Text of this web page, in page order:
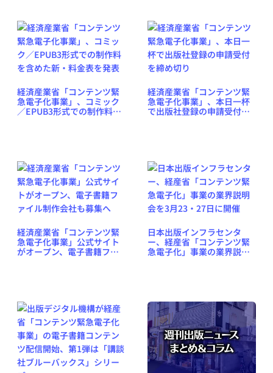
経済産業省「コンテンツ緊
急電子化事業」、コミック
／EPUB3形式での制作料を
経済産業省「コンテンツ緊
急電子化事業」、本日一杯
で出版社登録の申請受付を
経済産業省「コンテンツ緊
急電子化事業」公式サイト
がオープン、電子書籍ファ
日本出版インフラセンタ
ー、経産省「コンテンツ緊
急電子化」事業の業界説明